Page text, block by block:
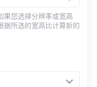
果您选择分辨率或宽高
据所选的宽高比计算新的